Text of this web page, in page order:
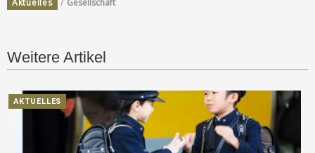
Weitere Artikel
AKTUELLES